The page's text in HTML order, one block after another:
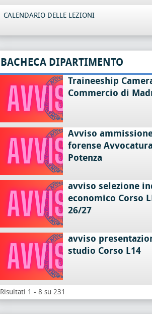
CALENDARIO DELLE LEZIONI
BACHECA DIPARTIMENTO
Traineeship
Commercio di
Avviso
forense
Potenza
avviso selezione
economico Corso
26/27
avviso
studio Corso L14
Risultati 1 - 8 su 231